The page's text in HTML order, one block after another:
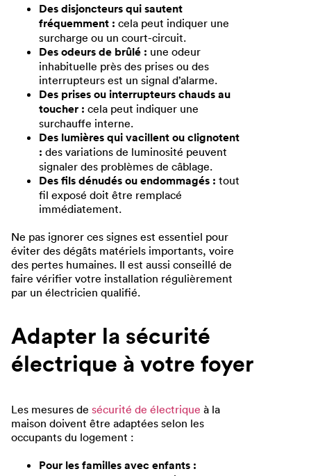
Des disjoncteurs qui sautent
fréquemment : cela peut indiquer une
surcharge ou un court-circuit.
Des odeurs de brûlé : une odeur
inhabituelle près des prises ou des
interrupteurs est un signal d’alarme.
Des prises ou interrupteurs chauds au
toucher : cela peut indiquer une
surchauffe interne.
Des lumières qui vacillent ou clignotent
: des variations de luminosité peuvent
signaler des problèmes de câblage.
Des fils dénudés ou endommagés : tout
fil exposé doit être remplacé
immédiatement.
Ne pas ignorer ces signes est essentiel pour
éviter des dégâts matériels importants, voire
des pertes humaines. Il est aussi conseillé de
faire vérifier votre installation régulièrement
par un électricien qualifié.
Adapter la sécurité
électrique à votre foyer
Les mesures de sécurité de électrique à la
maison doivent être adaptées selon les
occupants du logement :
Pour les familles avec enfants :